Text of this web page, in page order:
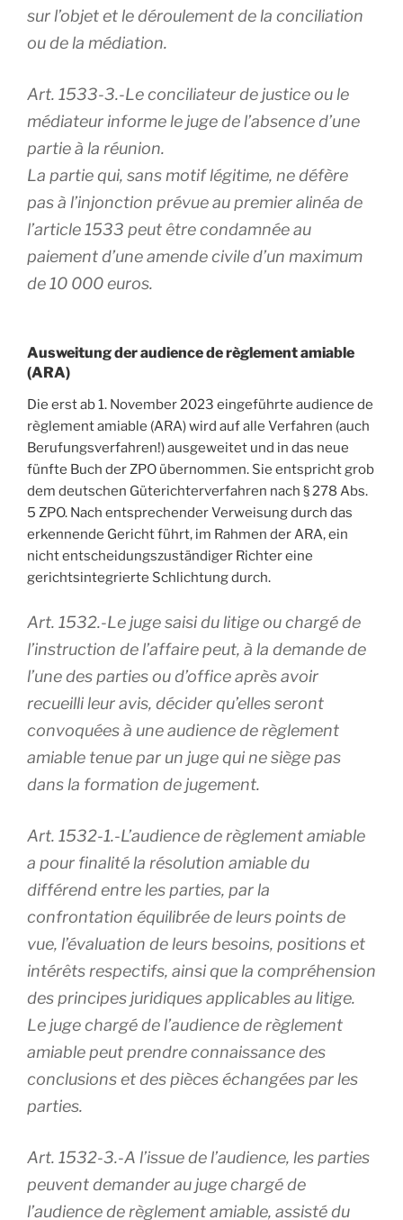
sur l’objet et le déroulement de la conciliation
ou de la médiation.
Art. 1533-3.-Le conciliateur de justice ou le
médiateur informe le juge de l’absence d’une
partie à la réunion.
La partie qui, sans motif légitime, ne défère
pas à l’injonction prévue au premier alinéa de
l’article 1533 peut être condamnée au
paiement d’une amende civile d’un maximum
de 10 000 euros.
Ausweitung der audience de règlement amiable
(ARA)
Die erst ab 1. November 2023 eingeführte audience de
règlement amiable (ARA) wird auf alle Verfahren (auch
Berufungsverfahren!) ausgeweitet und in das neue
fünfte Buch der ZPO übernommen. Sie entspricht grob
dem deutschen Güterichterverfahren nach § 278 Abs.
5 ZPO. Nach entsprechender Verweisung durch das
erkennende Gericht führt, im Rahmen der ARA, ein
nicht entscheidungszuständiger Richter eine
gerichtsintegrierte Schlichtung durch.
Art. 1532.-Le juge saisi du litige ou chargé de
l’instruction de l’affaire peut, à la demande de
l’une des parties ou d’office après avoir
recueilli leur avis, décider qu’elles seront
convoquées à une audience de règlement
amiable tenue par un juge qui ne siège pas
dans la formation de jugement.
Art. 1532-1.-L’audience de règlement amiable
a pour finalité la résolution amiable du
différend entre les parties, par la
confrontation équilibrée de leurs points de
vue, l’évaluation de leurs besoins, positions et
intérêts respectifs, ainsi que la compréhension
des principes juridiques applicables au litige.
Le juge chargé de l’audience de règlement
amiable peut prendre connaissance des
conclusions et des pièces échangées par les
parties.
Art. 1532-3.-A l’issue de l’audience, les parties
peuvent demander au juge chargé de
l’audience de règlement amiable, assisté du